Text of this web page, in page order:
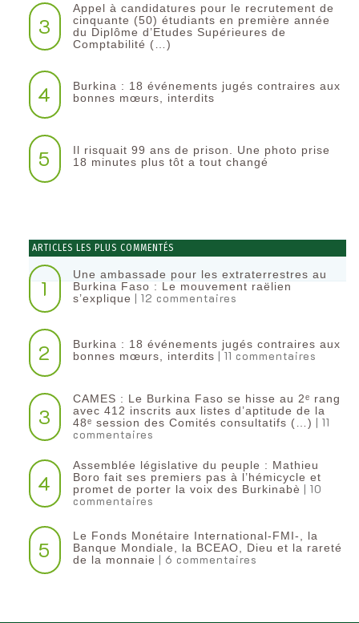
3
Appel à candidatures pour le recrutement de
cinquante (50) étudiants en première année
du Diplôme d’Etudes Supérieures de
Comptabilité (…)
4
Burkina : 18 événements jugés contraires aux
bonnes mœurs, interdits
5
Il risquait 99 ans de prison. Une photo prise
18 minutes plus tôt a tout changé
ARTICLES LES PLUS COMMENTÉS
1
Une ambassade pour les extraterrestres au
Burkina Faso : Le mouvement raëlien
s’explique | 12 commentaires
2
Burkina : 18 événements jugés contraires aux
bonnes mœurs, interdits | 11 commentaires
3
CAMES : Le Burkina Faso se hisse au 2ᵉ rang
avec 412 inscrits aux listes d’aptitude de la
48ᵉ session des Comités consultatifs (…) | 11
commentaires
4
Assemblée législative du peuple : Mathieu
Boro fait ses premiers pas à l’hémicycle et
promet de porter la voix des Burkinabè | 10
commentaires
5
Le Fonds Monétaire International-FMI-, la
Banque Mondiale, la BCEAO, Dieu et la rareté
de la monnaie | 6 commentaires